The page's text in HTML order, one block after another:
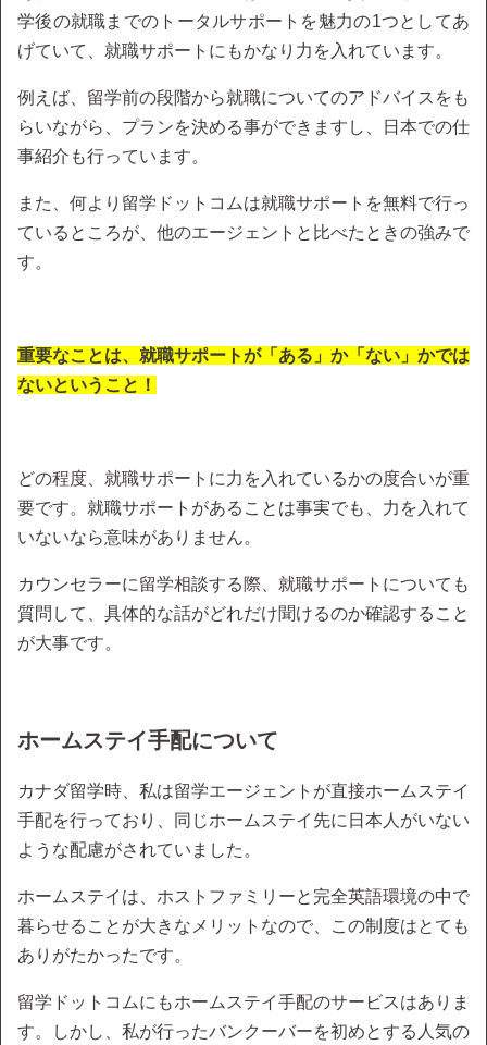
学後の就職までのトータルサポートを魅力の1つとしてあ
げていて、就職サポートにもかなり力を入れています。
例えば、留学前の段階から就職についてのアドバイスをも
らいながら、プランを決める事ができますし、日本での仕
事紹介も行っています。
また、何より留学ドットコムは就職サポートを無料で行っ
ているところが、他のエージェントと比べたときの強みで
す。
重要なことは、就職サポートが「ある」か「ない」かでは
ないということ！
どの程度、就職サポートに力を入れているかの度合いが重
要です。就職サポートがあることは事実でも、力を入れて
いないなら意味がありません。
カウンセラーに留学相談する際、就職サポートについても
質問して、具体的な話がどれだけ聞けるのか確認すること
が大事です。
ホームステイ手配について
カナダ留学時、私は留学エージェントが直接ホームステイ
手配を行っており、同じホームステイ先に日本人がいない
ような配慮がされていました。
ホームステイは、ホストファミリーと完全英語環境の中で
暮らせることが大きなメリットなので、この制度はとても
ありがたかったです。
留学ドットコムにもホームステイ手配のサービスはありま
す。しかし、私が行ったバンクーバーを初めとする人気の